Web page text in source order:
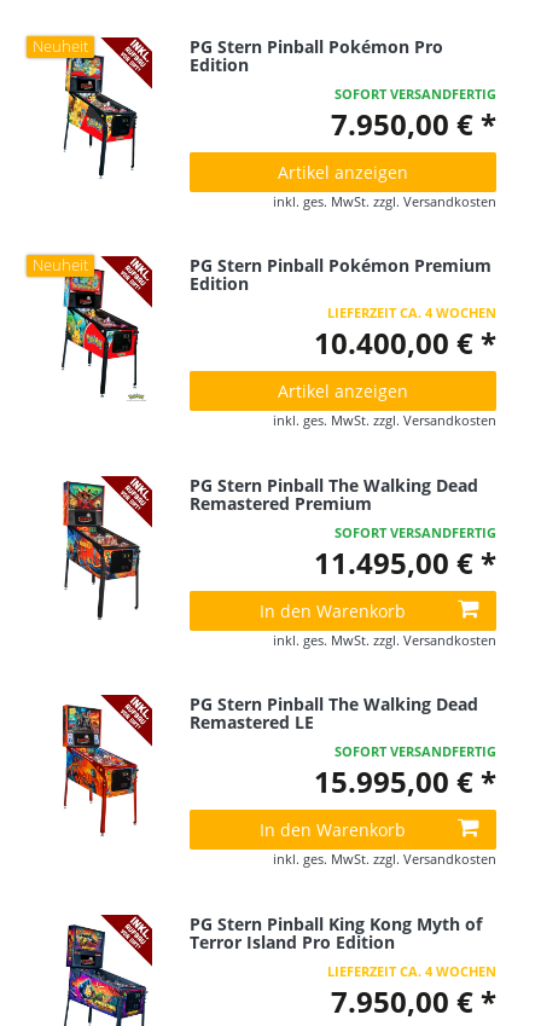
Neuheit PG Stern Pinball Pokémon Pro
Edition
SOFORT VERSANDFERTIG
7.950,00 € *
Artikel anzeigen
inkl. ges. MwSt. zzgl. Versandkosten
Neuheit PG Stern Pinball Pokémon Premium
Edition
LIEFERZEIT CA. 4 WOCHEN
10.400,00 € *
Artikel anzeigen
inkl. ges. MwSt. zzgl. Versandkosten
PG Stern Pinball The Walking Dead
Remastered Premium
SOFORT VERSANDFERTIG
11.495,00 € *
In den Warenkorb
inkl. ges. MwSt. zzgl. Versandkosten
PG Stern Pinball The Walking Dead
Remastered LE
SOFORT VERSANDFERTIG
15.995,00 € *
In den Warenkorb
inkl. ges. MwSt. zzgl. Versandkosten
PG Stern Pinball King Kong Myth of
Terror Island Pro Edition
LIEFERZEIT CA. 4 WOCHEN
7.950,00 € *